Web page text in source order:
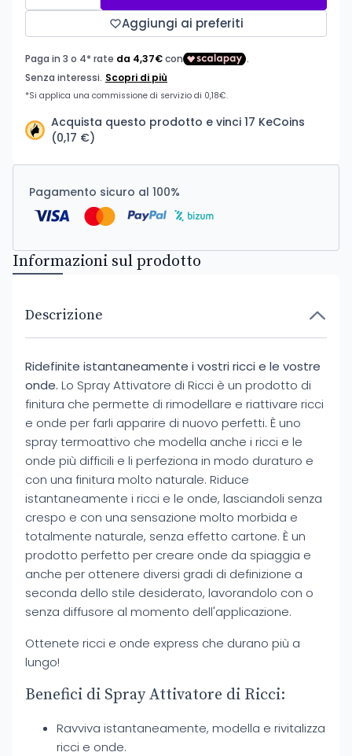
Aggiungi ai preferiti
Acquista questo prodotto e vinci 17 KeCoins
(0,17 €)
Pagamento sicuro al 100%
Informazioni sul prodotto
Descrizione
Ridefinite istantaneamente i vostri ricci e le vostre
onde. Lo Spray Attivatore di Ricci è un prodotto di
finitura che permette di rimodellare e riattivare ricci
e onde per farli apparire di nuovo perfetti. È uno
spray termoattivo che modella anche i ricci e le
onde più difficili e li perfeziona in modo duraturo e
con una finitura molto naturale. Riduce
istantaneamente i ricci e le onde, lasciandoli senza
crespo e con una sensazione molto morbida e
totalmente naturale, senza effetto cartone. È un
prodotto perfetto per creare onde da spiaggia e
anche per ottenere diversi gradi di definizione a
seconda dello stile desiderato, lavorandolo con o
senza diffusore al momento dell'applicazione.
Ottenete ricci e onde express che durano più a
lungo!
Benefici di Spray Attivatore di Ricci:
Ravviva istantaneamente, modella e rivitalizza
ricci e onde.